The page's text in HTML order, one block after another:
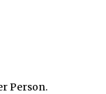
Person.